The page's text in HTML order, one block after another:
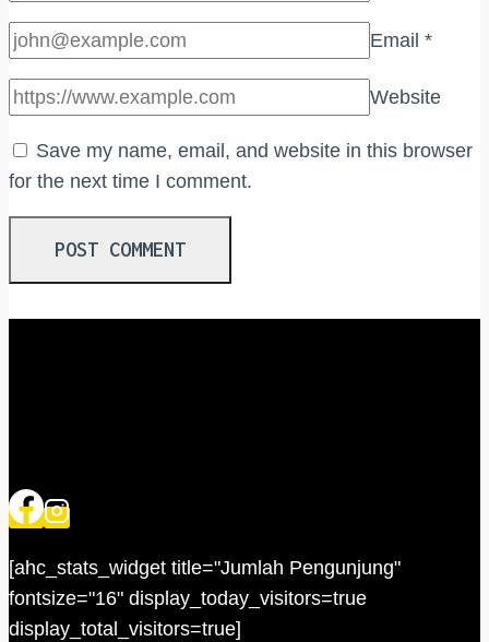
Email *
Website
Save my name, email, and website in this browser
for the next time I comment.
[ahc_stats_widget title="Jumlah Pengunjung"
fontsize="16" display_today_visitors=true
display_total_visitors=true]